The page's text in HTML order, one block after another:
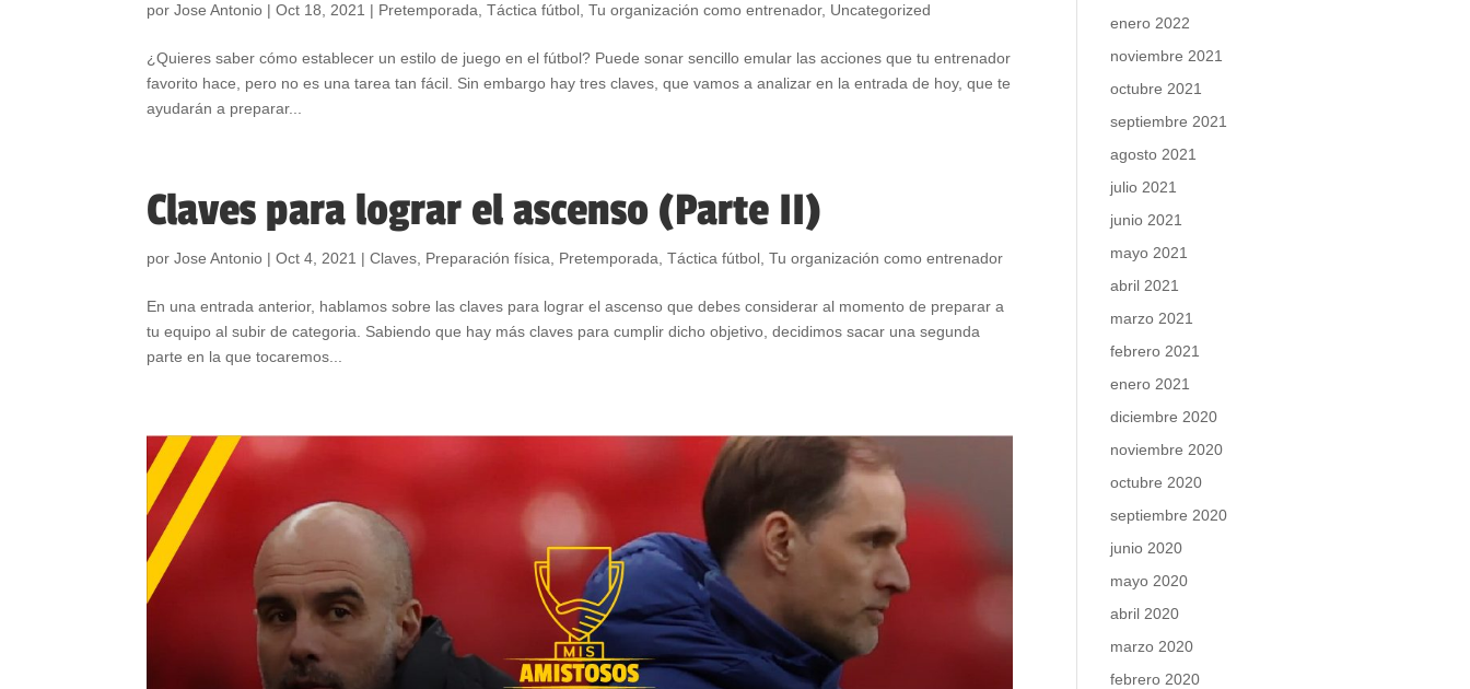
porJose Antonio |Oct 18, 2021 | Pretemporada,Táctica fútbol,Tu organización como entrenador, Uncategorized
¿Quieres saber cómo establecer un estilo de juego en el fútbol? Puede sonar sencillo emular las acciones que tu entrenador
favorito hace, pero no es una tarea tan fácil. Sin embargo hay tres claves, que vamos a analizar en la entrada de hoy, que te
ayudarán a preparar...
Claves para lograr el ascenso (Parte II)
porJose Antonio |Oct 4, 2021 |Claves, Preparación física, Pretemporada,Táctica fútbol,Tu organización como entrenador
En una entrada anterior, hablamos sobre las claves para lograr el ascenso que debes considerar al momento de preparar a
tu equipo al subir de categoria. Sabiendo que hay más claves para cumplir dicho objetivo, decidimos sacar una segunda
parte en la que tocaremos...
enero 2022
noviembre 2021
octubre 2021
septiembre 2021
agosto 2021
julio 2021
junio 2021
mayo 2021
abril 2021
marzo 2021
febrero 2021
enero 2021
diciembre 2020
noviembre 2020
octubre 2020
septiembre 2020
junio 2020
mayo 2020
abril 2020
marzo 2020
febrero 2020